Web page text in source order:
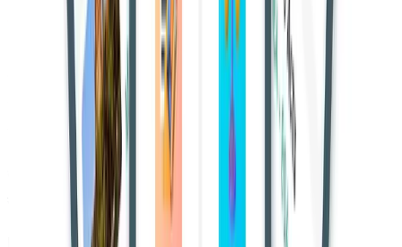
यासीन मलिक से जवाब मांगा
"महानगरपालिका के अधिकारी बंबई न्यूसेन्स एंड सैनेटरी सब्सटेंसेस एक्ट
की धाराओं 270, 271 और 272 के तहत कार्रवाई कर सकते हैं… ऐसे
कृत्य सार्वजनिक उपद्रव हैं, बीमारियां फैला सकते हैं और स्वास्थ्य के लिए
खतरनाक हैं," कोर्ट ने 30 जुलाई को कहा।
जस्टिस जे.के. माहेश्वरी जस्टिस विजय बिष्ट
की पीठ ने कहा कि
याचिकाकर्ता बदलाव के लिए हाईकोर्ट का रुख करें।
Read also:-
JAG भर्ती में लिंग विभाजन असंवैधानिक, सुप्रीम कोर्ट का